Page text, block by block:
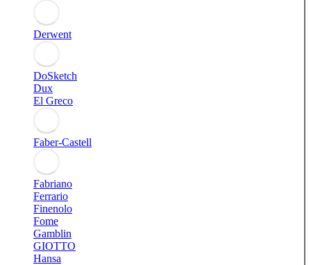
Derwent
DoSketch
Dux
El Greco
Faber-Castell
Fabriano
Ferrario
Finenolo
Fome
Gamblin
GIOTTO
Hansa